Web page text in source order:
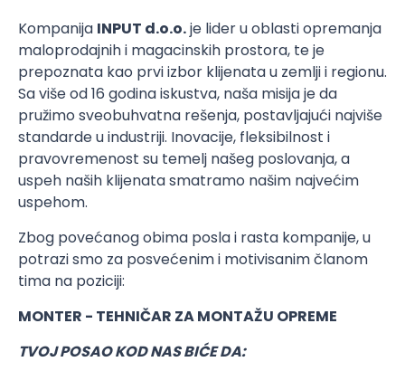
Kompanija INPUT d.o.o.je lider u oblasti opremanja
maloprodajnih i magacinskih prostora, te je
prepoznata kao prvi izbor klijenata u zemlji i regionu.
Sa više od 16 godina iskustva, naša misija je da
pružimo sveobuhvatna rešenja, postavljajući najviše
standarde u industriji. Inovacije, fleksibilnost i
pravovremenost su temelj našeg poslovanja, a
uspeh naših klijenata smatramo našim najvećim
uspehom.
Zbog povećanog obima posla i rasta kompanije, u
potrazi smo za posvećenim i motivisanim članom
tima na poziciji:
MONTER - TEHNIČAR ZA MONTAŽU OPREME
TVOJ POSAO KOD NAS BIĆE DA: